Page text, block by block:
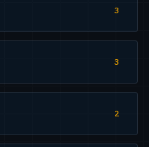
3
3
2